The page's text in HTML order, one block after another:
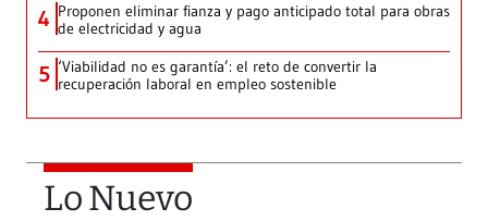
4 Proponen eliminar fianza y pago anticipado total para obras
de electricidad y agua
5 ‘Viabilidad no es garantía’: el reto de convertir la
recuperación laboral en empleo sostenible
Lo Nuevo